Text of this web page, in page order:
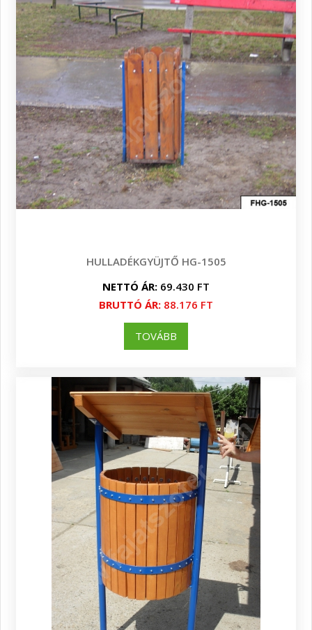
HULLADÉKGYÜJTŐ HG-1505
NETTÓ ÁR: 69.430 FT
BRUTTÓ ÁR: 88.176 FT
TOVÁBB